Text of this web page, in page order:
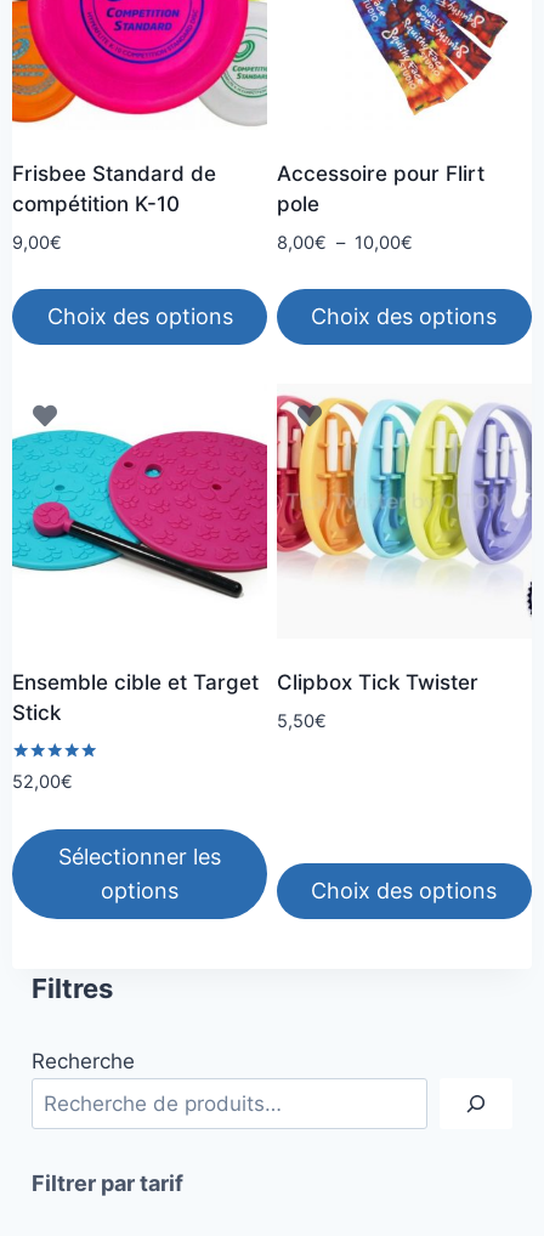
Frisbee Standard de
compétition K-10
9,00€
Choix des options
plusieurs
variations.
Les
options
sur
la
page
du
Accessoire pour Flirt
pole
8,00€ – 10,00€
8,00€
Choix des options
produit
a
plusieurs
variations.
Les
options
sur
la
Ensemble cible et Target
Stick
Note
5.00
52,00€
Sélectionner les
options
Clipbox Tick Twister
5,50€
Choix des options
options
Filtres
Recherche
Filtrer par tarif